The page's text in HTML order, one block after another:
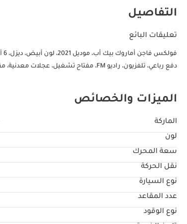
التفاصيل
تعليقات البائع
دفع رباعي، تلفزيون، راديو FM، مفتاح تشغيل، عجلات معدنية، مقاعد من القماش، فئات مستعملة، مواصفات أستراليا
الميزات والخصائص
الماركة
لون
سعة المحرك
نقل الحركة
نوع السيارة
عدد المقاعد
نوع الوقود